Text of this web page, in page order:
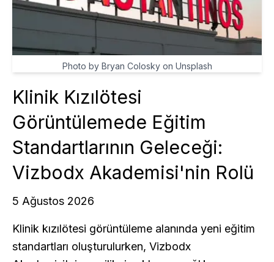
Photo by Bryan Colosky on Unsplash
Klinik Kızılötesi
Görüntülemede Eğitim
Standartlarının Geleceği:
Vizbodx Akademisi'nin Rolü
5 Ağustos 2026
Klinik kızılötesi görüntüleme alanında yeni eğitim
standartları oluşturulurken, Vizbodx